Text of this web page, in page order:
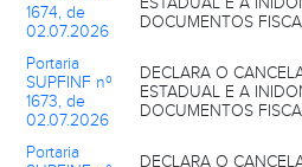
1674, de
02.07.2026
DOCUMENTOS
Portaria
SUPFINF nº
1673, de
02.07.2026
DECLARA O
ESTADUAL E A
DOCUMENTOS
Portaria
DECLARA O